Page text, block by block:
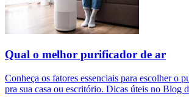
Qual o melhor purificador de ar​
Conheça os fatores essenciais para escolher o
pra sua casa ou escritório. Dicas úteis no Blog